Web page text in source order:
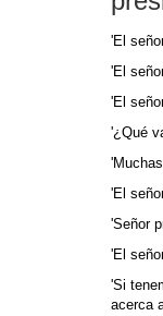
'El
'El
'El
'¿Qué
'El
'Señor
'El
'Si
acerca